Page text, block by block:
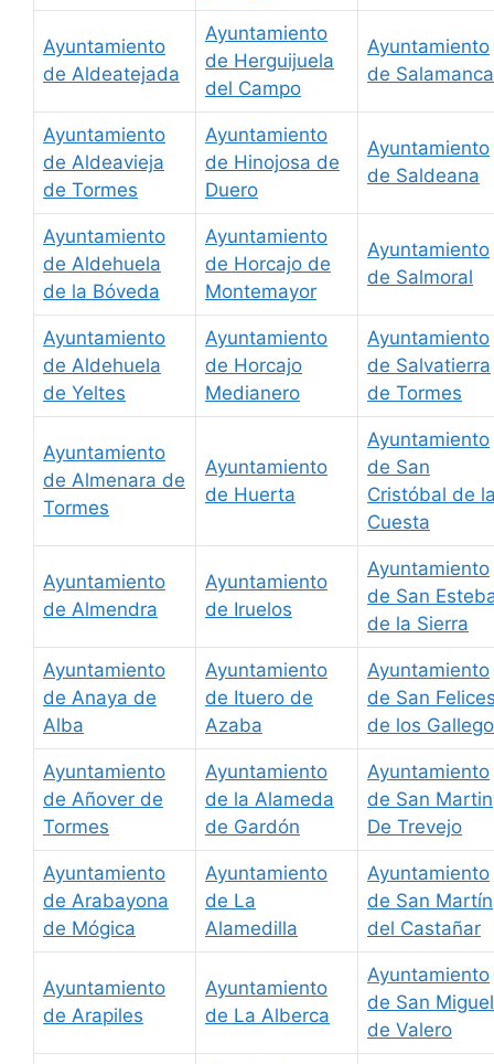
Ayuntamiento
de Aldeatejada
Ayuntamiento
de Herguijuela
del Campo
Ayuntamiento
de Salamanca
Ayuntamiento
de Aldeavieja
de Tormes
Ayuntamiento
de Hinojosa de
Duero
Ayuntamiento
de Saldeana
Ayuntamiento
de Aldehuela
de la Bóveda
Ayuntamiento
de Horcajo de
Montemayor
Ayuntamiento
de Salmoral
Ayuntamiento
de Aldehuela
de Yeltes
Ayuntamiento
de Horcajo
Medianero
Ayuntamiento
de Salvatierra
de Tormes
Ayuntamiento
de Almenara de
Tormes
Ayuntamiento
de Huerta
Ayuntamiento
de San
Cristóbal de
Cuesta
Ayuntamiento
de Almendra
Ayuntamiento
de Iruelos
Ayuntamiento
de San
de la Sierra
Ayuntamiento
de Anaya de
Alba
Ayuntamiento
de Ituero de
Azaba
Ayuntamiento
de San
de los
Ayuntamiento
de Añover de
Tormes
Ayuntamiento
de la Alameda
de Gardón
Ayuntamiento
de San Martin
De Trevejo
Ayuntamiento
de Arabayona
de Mógica
Ayuntamiento
de La
Alamedilla
Ayuntamiento
de San Martín
del Castañar
Ayuntamiento
de Arapiles
Ayuntamiento
de La Alberca
Ayuntamiento
de San Miguel
de Valero